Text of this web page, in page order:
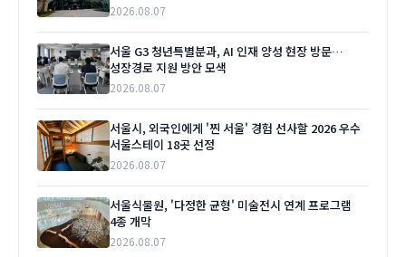
2026.08.07
서울 G3 청년특별분과, AI 인재 양성 현장 방문…
성장경로 지원 방안 모색
2026.08.07
서울시, 외국인에게 '찐 서울' 경험 선사할 2026 우수
서울스테이 18곳 선정
2026.08.07
서울식물원, '다정한 균형' 미술전시 연계 프로그램
4종 개막
2026.08.07